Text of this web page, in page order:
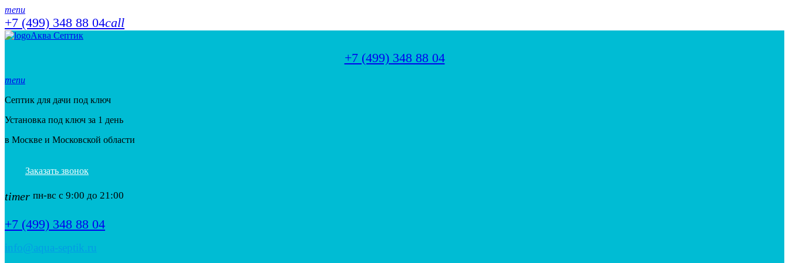
menu
+7 (499) 348 88 04call
Аква Септик
+7 (499) 348 88 04
menu
Септик для дачи под ключ
Установка под ключ за 1 день
в Москве и Московской области
Заказать звонок
timer пн-вс с 9:00 до 21:00
+7 (499) 348 88 04
info@aqua-septik.ru